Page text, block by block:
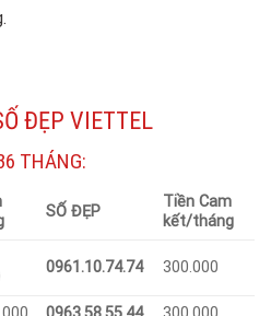
ĐẸP VIETTEL
THÁNG:
SỐ ĐẸP
Tiền Cam
kết/tháng
0961.10.74.74 300.000